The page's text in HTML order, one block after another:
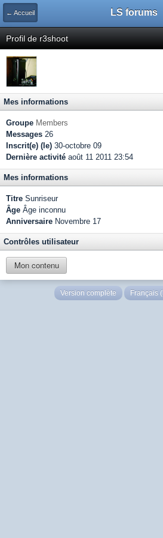
← Accueil LS forums
Profil de r3shoot
Mes informations
Groupe Members
Messages 26
Inscrit(e) (le) 30-octobre 09
Dernière activité août 11 2011 23:54
Mes informations
Titre Sunriseur
Âge Âge inconnu
Anniversaire Novembre 17
Contrôles utilisateur
Mon contenu
Version complète Français